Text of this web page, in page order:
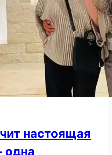
настоящая